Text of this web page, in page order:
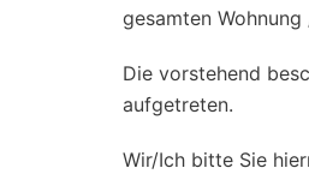
gesamten
Die vorstehend
aufgetreten.
Wir/Ich bitte Sie